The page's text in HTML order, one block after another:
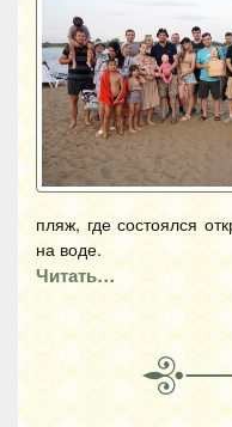
пляж, где состоялся
на воде.
Читать…